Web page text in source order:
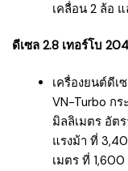
เคลื่อน 2 ล้อ
ดีเซล 2.8 เทอร์โบ
เครื่องยนต์ดีเ
VN-Turbo กร
มิลลิเมตร อัต
แรงม้า ที่
เมตร ที่